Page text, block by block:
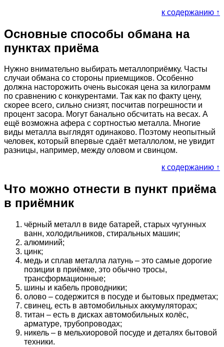
к содержанию ↑
Основные способы обмана на
пунктах приёма
Нужно внимательно выбирать металлоприёмку. Часты
случаи обмана со стороны приемщиков. Особенно
должна насторожить очень высокая цена за килограмм
по сравнению с конкурентами. Так как по факту цену,
скорее всего, сильно снизят, посчитав погрешности и
процент засора. Могут банально обсчитать на весах. А
ещё возможна афера с сортностью металла. Многие
виды металла выглядят одинаково. Поэтому неопытный
человек, который впервые сдаёт металлолом, не увидит
разницы, например, между оловом и свинцом.
к содержанию ↑
Что можно отнести в пункт приёма
в приёмник
чёрный металл в виде батарей, старых чугунных
ванн, холодильников, стиральных машин;
алюминий;
цинк;
медь и сплав металла латунь – это самые дорогие
позиции в приёмке, это обычно тросы,
трансформационные;
шины и кабель проводники;
олово – содержится в посуде и бытовых предметах;
свинец, есть в автомобильных аккумуляторах;
титан – есть в дисках автомобильных колёс,
арматуре, трубопроводах;
никель – в мельхиоровой посуде и деталях бытовой
техники.